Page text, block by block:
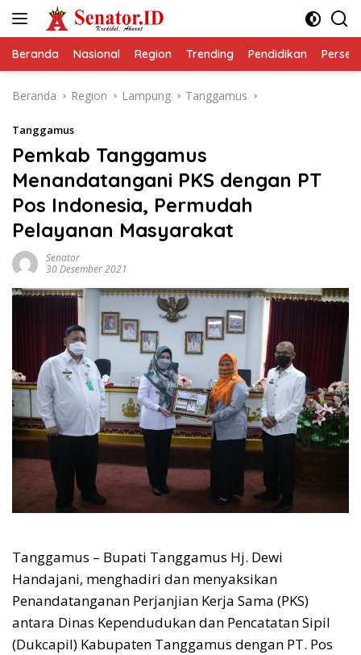
Beranda Nasional Region Trending Pendidikan
Beranda Region Lampung Tanggamus
Tanggamus
Pemkab Tanggamus
Menandatangani PKS dengan PT
Pos Indonesia, Permudah
Pelayanan Masyarakat
Senator
30 Desember 2021
Tanggamus – Bupati Tanggamus Hj. Dewi
Handajani, menghadiri dan menyaksikan
Penandatanganan Perjanjian Kerja Sama (PKS)
antara Dinas Kependudukan dan Pencatatan Sipil
(Dukcapil) Kabupaten Tanggamus dengan PT. Pos